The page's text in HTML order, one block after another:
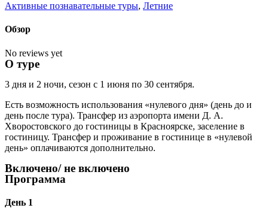
Активные познавательные туры, Летние
Обзор
No reviews yet
О туре
3 дня и 2 ночи, сезон с 1 июня по 30 сентября.
Есть возможность использования «нулевого дня» (день до и
день после тура). Трансфер из аэропорта имени Д. А.
Хворостовского до гостиницы в Красноярске, заселение в
гостиницу. Трансфер и проживание в гостинице в «нулевой
день» оплачиваются дополнительно.
Включено/ не включено
Программа
День 1